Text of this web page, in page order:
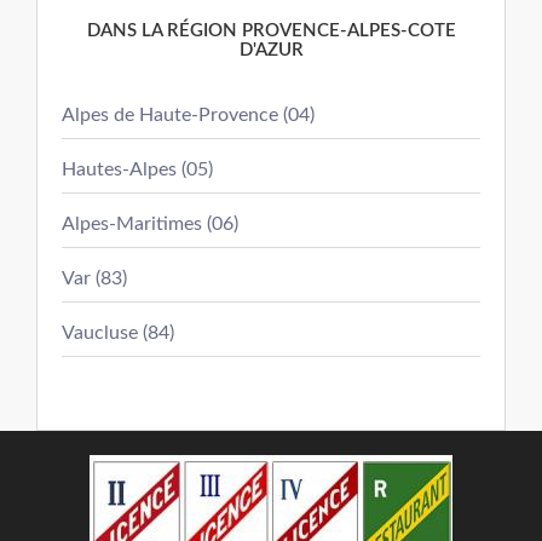
DANS LA RÉGION PROVENCE-ALPES-COTE
D'AZUR
Alpes de Haute-Provence (04)
Hautes-Alpes (05)
Alpes-Maritimes (06)
Var (83)
Vaucluse (84)